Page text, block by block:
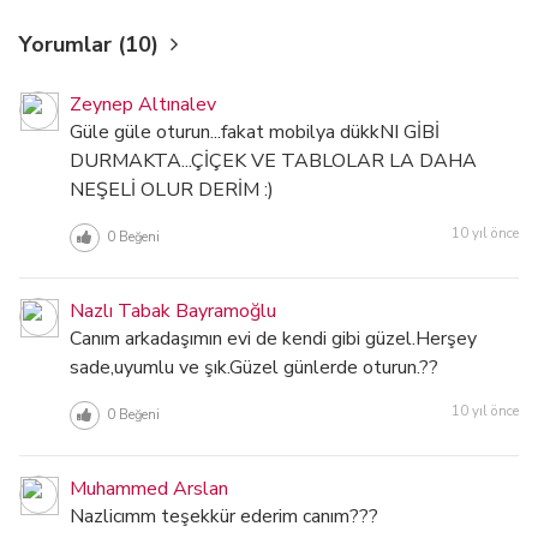
Yorumlar (10)
Zeynep Altınalev
Güle güle oturun...fakat mobilya dükkNI GİBİ
DURMAKTA...ÇİÇEK VE TABLOLAR LA DAHA
NEŞELİ OLUR DERİM :)
0Beğeni 10 yıl önce
Nazlı Tabak Bayramoğlu
Canım arkadaşımın evi de kendi gibi güzel.Herşey
sade,uyumlu ve şık.Güzel günlerde oturun.??
0Beğeni 10 yıl önce
Muhammed Arslan
Nazlicımm teşekkür ederim canım???